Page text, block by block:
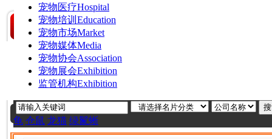
宠物医疗Hospital
宠物培训 Education
宠物市场Market
宠物媒体Media
宠物协会Association
宠物展会Exhibition
监管机构Exhibition
龟 仓鼠 龙猫 绿鬣蜥